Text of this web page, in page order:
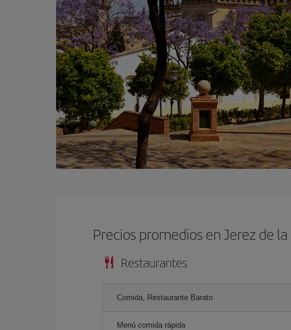
Precios promedios en Jerez de
Restaurantes
Comida, Restaurante Barato
Menú comida rápida